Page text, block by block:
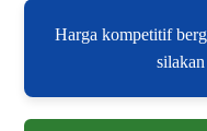
Harga kompetitif